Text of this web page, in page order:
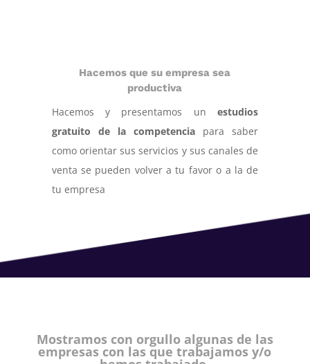
Hacemos que su empresa sea
productiva
Hacemos y presentamos unestudios
gratuito de la competencia para saber
como orientar sus servicios y sus canales de
venta se pueden volver a tu favor o a la de
tu empresa
Mostramos con orgullo algunas de las
empresas con las que trabajamos y/o